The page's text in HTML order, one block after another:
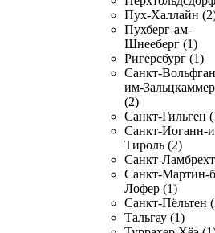
Пух-Халлайн
Пухберг-ам-
Шнееберг (1)
Ригерсбург (1)
Санкт-
им-
(2)
Санкт-Гильген
Санкт-Иоганн-
Тироль (2)
Санкт-
Санкт-Мартин-
Лофер (1)
Санкт-Пёльтен
Тальгау (1)